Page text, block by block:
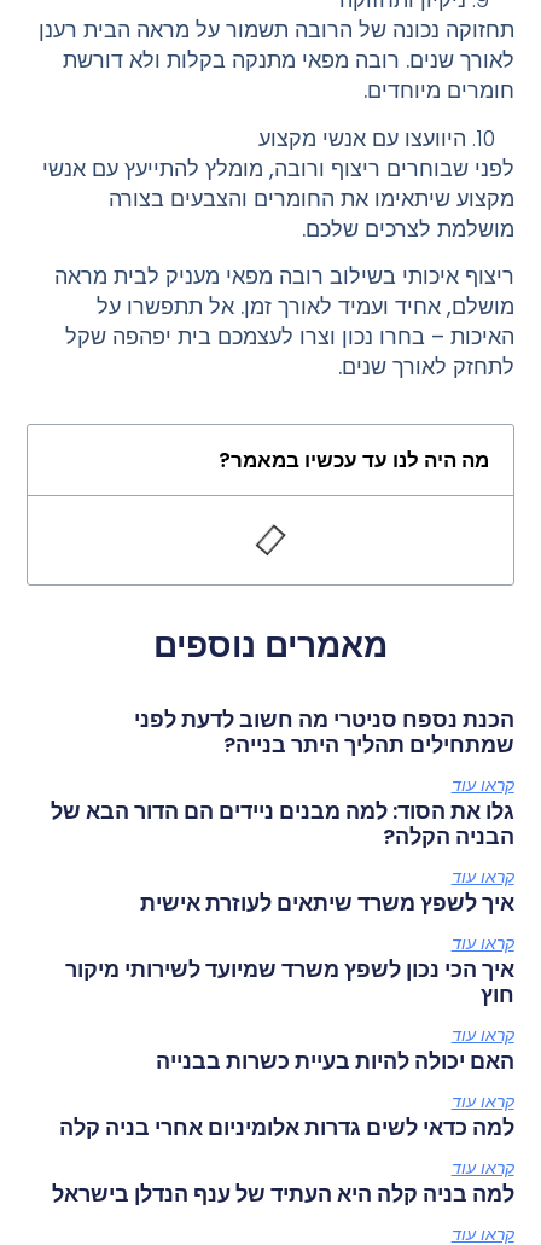
תחזוקה נכונה של הרובה תשמור על מראה הבית רענן
לאורך שנים. רובה מפאי מתנקה בקלות ולא דורשת
חומרים מיוחדים.
היוועצו עם אנשי מקצוע
לפני שבוחרים ריצוף ורובה, מומלץ להתייעץ עם אנשי
מקצוע שיתאימו את החומרים והצבעים בצורה
מושלמת לצרכים שלכם.
ריצוף איכותי בשילוברובה מפאימעניק לבית מראה
מושלם, אחיד ועמיד לאורך זמן. אל תתפשרו על
האיכות – בחרו נכון וצרו לעצמכם בית יפהפה שקל
לתחזק לאורך שנים.
מה היה לנו עד עכשיו במאמר?
מאמרים נוספים
הכנת נספח סניטרי מה חשוב לדעת לפני
שמתחילים תהליך היתר בנייה?
קראו עוד
גלו את הסוד: למה מבנים ניידים הם הדור הבא של
הבניה הקלה?
קראו עוד
איך לשפץ משרד שיתאים לעוזרת אישית
קראו עוד
איך הכי נכון לשפץ משרד שמיועד לשירותי מיקור
חוץ
קראו עוד
האם יכולה להיות בעיית כשרות בבנייה
קראו עוד
למה כדאי לשים גדרות אלומיניום אחרי בניה קלה
קראו עוד
למה בניה קלה היא העתיד של ענף הנדלן בישראל
קראו עוד